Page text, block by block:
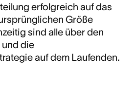
erfolgreich auf das
Größe
sind alle über den
die
auf dem Laufenden.